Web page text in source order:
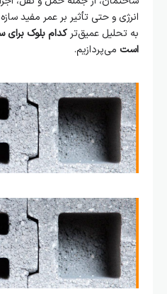
انرژی و حتی تأثیر بر عمر مفید
به تحلیل عمیق‌ترکدام بلوک
است می‌پردازیم.